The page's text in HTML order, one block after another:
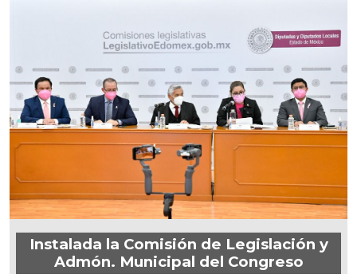
Instalada la Comisión de Legislación y
Admón. Municipal del Congreso